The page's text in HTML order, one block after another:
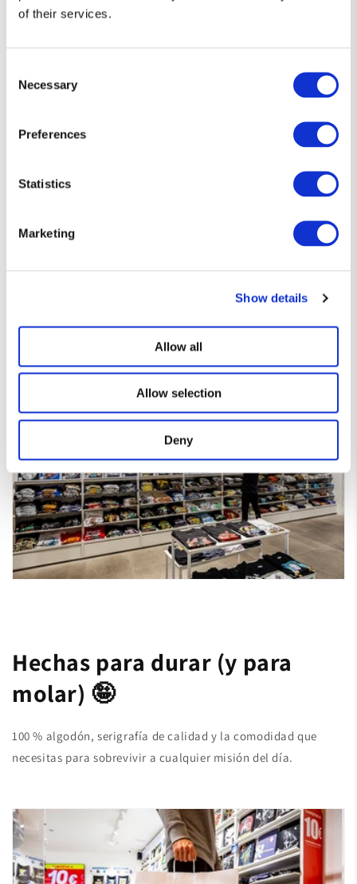
of their services.
Selection
Necessary
Preferences
Statistics
Marketing
Show details
Allow all
Allow selection
Deny
Diseños que hablan por ti 👕
Camisetas únicas, con el toque justo de humor y estilo friki.
Hechas para durar (y para
molar) 🤪
100 % algodón, serigrafía de calidad y la comodidad que
necesitas para sobrevivir a cualquier misión del día.